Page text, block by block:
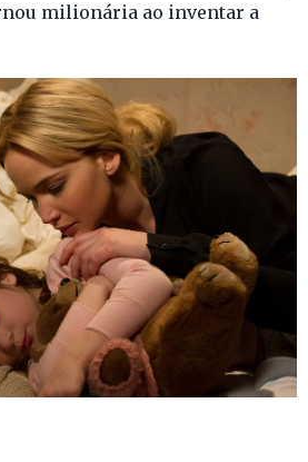
milionária ao inventar a